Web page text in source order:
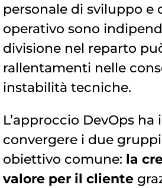
personale di sviluppo e
operativo sono
divisione nel reparto
rallentamenti nelle
instabilità tecniche.
L’approccio DevOps
convergere i due
obiettivo comune: la
valore per il cliente